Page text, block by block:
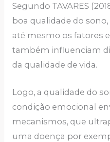
Segundo TAVARES
boa qualidade do
até mesmo os fatores
também influenciam
da qualidade de vida.
Logo, a qualidade do
condição emocional
mecanismos, que
uma doença por